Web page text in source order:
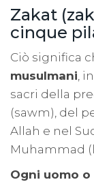
Zakat
cinque
Ciò significa
musulmani ,
sacri della
(sawm), del
Allah e nel
Muhammad
Ogni uomo